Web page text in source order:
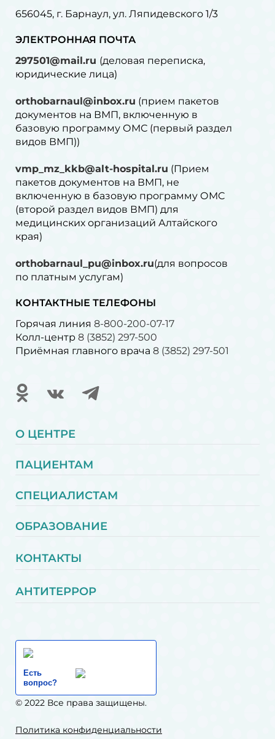
656045, г. Барнаул, ул. Ляпидевского 1/3
ЭЛЕКТРОННАЯ ПОЧТА
297501@mail.ru (деловая переписка,
юридические лица)
orthobarnaul@inbox.ru (прием пакетов
документов на ВМП, включенную в
базовую программу ОМС (первый раздел
видов ВМП))
vmp_mz_kkb@alt-hospital.ru (Прием
пакетов документов на ВМП, не
включенную в базовую программу ОМС
(второй раздел видов ВМП) для
медицинских организаций Алтайского
края)
orthobarnaul_pu@inbox.ru(для вопросов
по платным услугам)⁠
КОНТАКТНЫЕ ТЕЛЕФОНЫ
Горячая линия 8-800-200-07-17
Колл-центр 8 (3852) 297-500
Приёмная главного врача 8 (3852) 297-501
О ЦЕНТРЕ
ПАЦИЕНТАМ
СПЕЦИАЛИСТАМ
ОБРАЗОВАНИЕ
КОНТАКТЫ
АНТИТЕРРОР
Есть
вопрос?
© 2022 Все права защищены.
Политика конфиденциальности